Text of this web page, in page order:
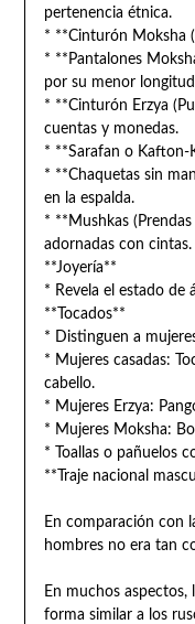
pertenencia étnica.
* **Cinturón Moksha
* **Pantalones
por su menor
* **Cinturón Erzya
cuentas y monedas.
* **Sarafan o Kafton-
* **Chaquetas sin
en la espalda.
* **Mushkas
adornadas con cintas.
**Joyería**
* Revela el estado de
**Tocados**
* Distinguen a
* Mujeres casadas:
cabello.
* Mujeres Erzya:
* Mujeres Moksha:
* Toallas o pañuelos
**Traje nacional
En comparación con
hombres no era tan
En muchos
forma similar a los